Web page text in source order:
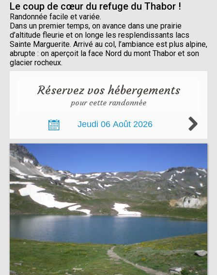
Le coup de cœur du refuge du Thabor !
Randonnée facile et variée.
Dans un premier temps, on avance dans une prairie
d’altitude fleurie et on longe les resplendissants lacs
Sainte Marguerite. Arrivé au col, l’ambiance est plus alpine,
abrupte : on aperçoit la face Nord du mont Thabor et son
glacier rocheux.
Réservez vos hébergements
pour cette randonnée